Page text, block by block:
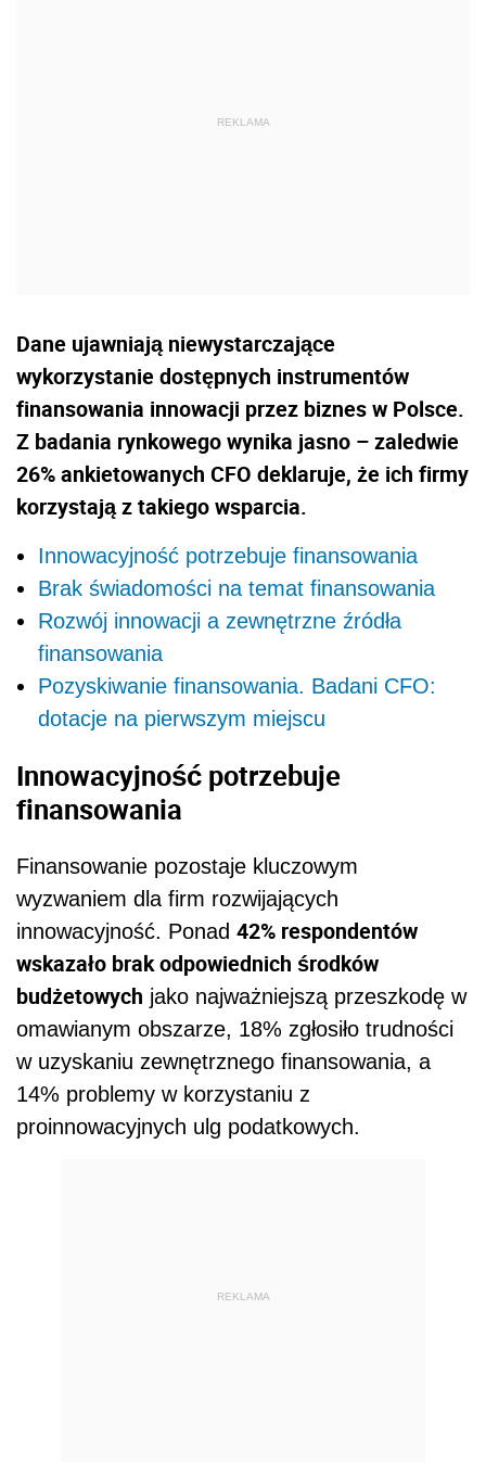
Dane ujawniają niewystarczające
wykorzystanie dostępnych instrumentów
finansowania innowacji przez biznes w Polsce.
Z badania rynkowego wynika jasno – zaledwie
26% ankietowanych CFO deklaruje, że ich firmy
korzystają z takiego wsparcia.
Innowacyjność potrzebuje finansowania
Brak świadomości na temat finansowania
Rozwój innowacji a zewnętrzne źródła
finansowania
Pozyskiwanie finansowania. Badani CFO:
dotacje na pierwszym miejscu
Innowacyjność potrzebuje
finansowania
Finansowanie pozostaje kluczowym
wyzwaniem dla firm rozwijających
innowacyjność. Ponad 42% respondentów
wskazało brak odpowiednich środków
budżetowych jako najważniejszą przeszkodę w
omawianym obszarze, 18% zgłosiło trudności
w uzyskaniu zewnętrznego finansowania, a
14% problemy w korzystaniu z
proinnowacyjnych ulg podatkowych.
REKLAMA